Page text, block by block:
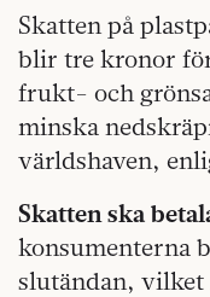
Skatten på
blir tre kronor
frukt- och
minska
världshaven,
Skatten ska
konsumenterna
slutändan,